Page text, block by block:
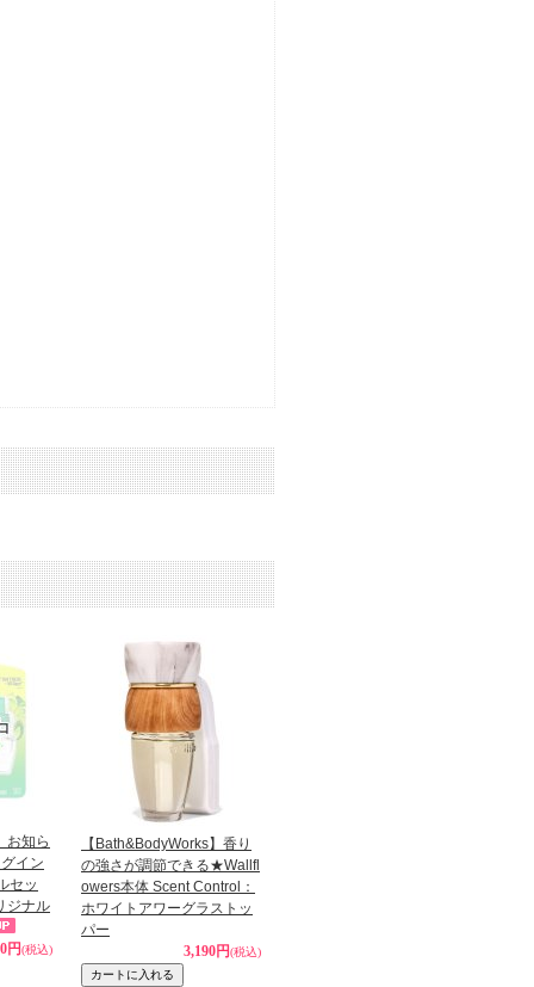
お知ら
イン
セッ
ジナル
円(税込)
【Bath&BodyWorks】香り
の強さが調節できる★Wallfl
owers本体 Scent Control：
ホワイトアワーグラストッ
パー
3,190円(税込)